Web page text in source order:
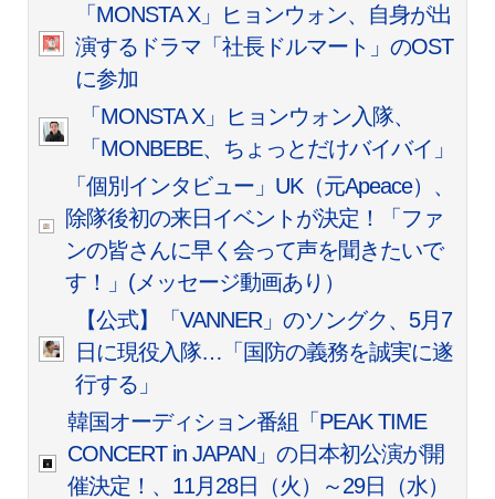
「MONSTA X」ヒョンウォン、自身が出
演するドラマ「社長ドルマート」のOST
に参加
「MONSTA X」ヒョンウォン入隊、
「MONBEBE、ちょっとだけバイバイ」
「個別インタビュー」UK（元Apeace）、
除隊後初の来日イベントが決定！「ファ
ンの皆さんに早く会って声を聞きたいで
す！」(メッセージ動画あり）
【公式】「VANNER」のソングク、5月7
日に現役入隊…「国防の義務を誠実に遂
行する」
韓国オーディション番組「PEAK TIME
CONCERT in JAPAN」の日本初公演が開
催決定！、11月28日（火）～29日（水）